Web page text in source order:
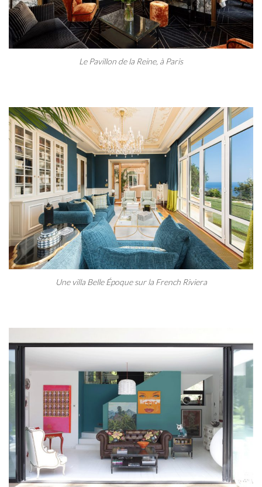
Le Pavillon de la Reine, à Paris
Une villa Belle Époque sur la French Riviera